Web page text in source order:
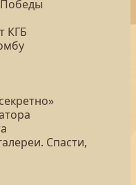
КГБ
Спасти,